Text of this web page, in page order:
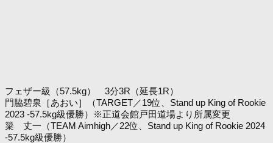
フェザー級（57.5kg） 3分3R（延長1R）
門脇碧泉［あおい］（TARGET／19位、Stand up King of Rookie
2023 -57.5kg級優勝）※正道会館戸田道場より所属変更
簗 丈一（TEAM Aimhigh／22位、Stand up King of Rookie 2024
-57.5kg級優勝）